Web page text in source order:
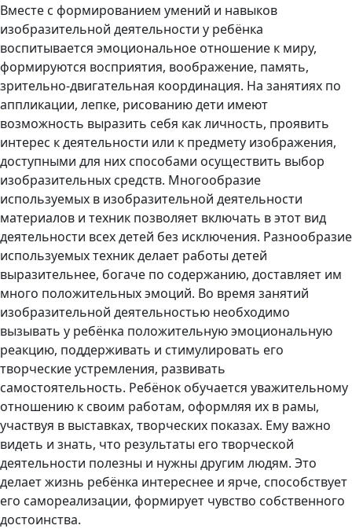
Вместе с формированием умений и навыков
изобразительной деятельности у ребёнка
воспитывается эмоциональное отношение к миру,
формируются восприятия, воображение, память,
зрительно-двигательная координация. На занятиях по
аппликации, лепке, рисованию дети имеют
возможность выразить себя как личность, проявить
интерес к деятельности или к предмету изображения,
доступными для них способами осуществить выбор
изобразительных средств. Многообразие
используемых в изобразительной деятельности
материалов и техник позволяет включать в этот вид
деятельности всех детей без исключения. Разнообразие
используемых техник делает работы детей
выразительнее, богаче по содержанию, доставляет им
много положительных эмоций. Во время занятий
изобразительной деятельностью необходимо
вызывать у ребёнка положительную эмоциональную
реакцию, поддерживать и стимулировать его
творческие устремления, развивать
самостоятельность. Ребёнок обучается уважительному
отношению к своим работам, оформляя их в рамы,
участвуя в выставках, творческих показах. Ему важно
видеть и знать, что результаты его творческой
деятельности полезны и нужны другим людям. Это
делает жизнь ребёнка интереснее и ярче, способствует
его самореализации, формирует чувство собственного
достоинства.